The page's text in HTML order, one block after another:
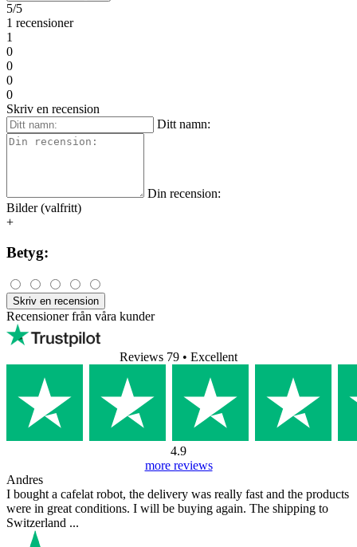
5/5
1 recensioner
1
0
0
0
0
Skriv en recension
Ditt namn:
Din recension:
Bilder (valfritt)
+
Betyg:
Skriv en recension
Recensioner från våra kunder
Reviews 79 • Excellent
4.9
more reviews
Andres
I bought a cafelat robot, the delivery was really fast and the products
were in great conditions. I will be buying again. The shipping to
Switzerland ...